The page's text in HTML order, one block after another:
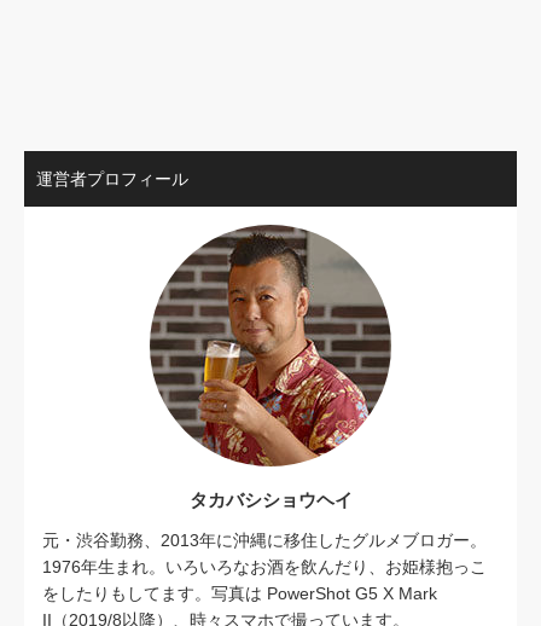
運営者プロフィール
タカバシショウヘイ
元・渋谷勤務、2013年に沖縄に移住したグルメブロガー。
1976年生まれ。いろいろなお酒を飲んだり、お姫様抱っこ
をしたりもしてます。写真は PowerShot G5 X Mark
II（2019/8以降）、時々スマホで撮っています。